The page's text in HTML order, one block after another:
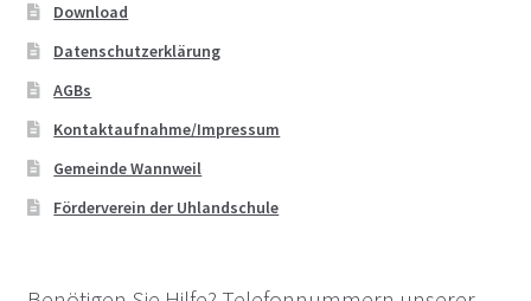
Download
Datenschutzerklärung
AGBs
Kontaktaufnahme/Impressum
Gemeinde Wannweil
Förderverein der Uhlandschule